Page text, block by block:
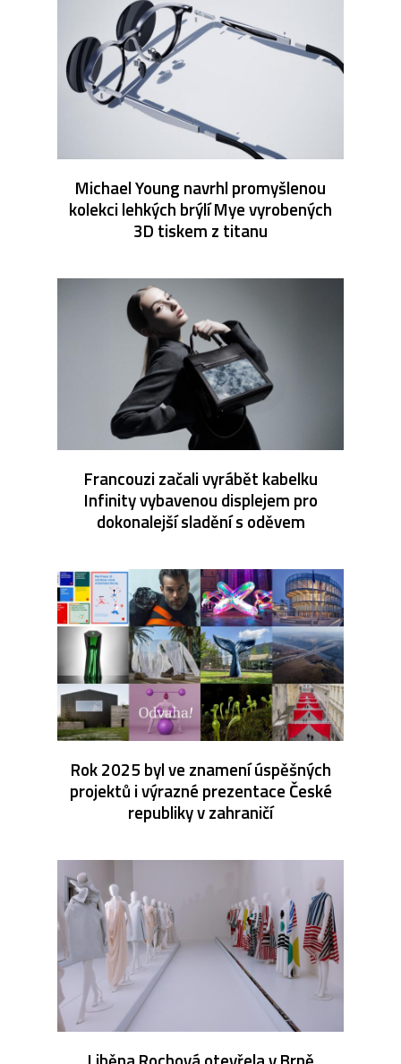
Michael Young navrhl promyšlenou
kolekci lehkých brýlí Mye vyrobených
3D tiskem z titanu
Francouzi začali vyrábět kabelku
Infinity vybavenou displejem pro
dokonalejší sladění s oděvem
Rok 2025 byl ve znamení úspěšných
projektů i výrazné prezentace České
republiky v zahraničí